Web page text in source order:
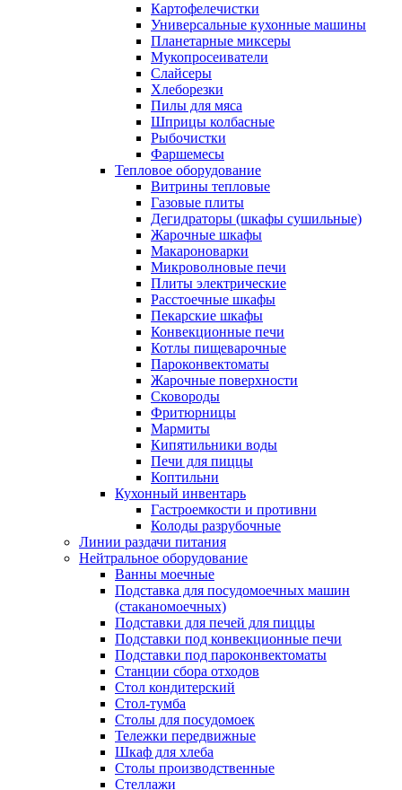
Картофелечистки
Универсальные кухонные машины
Планетарные миксеры
Мукопросеиватели
Слайсеры
Хлеборезки
Пилы для мяса
Шприцы колбасные
Рыбочистки
Фаршемесы
Тепловое оборудование
Витрины тепловые
Газовые плиты
Дегидраторы (шкафы сушильные)
Жарочные шкафы
Макароноварки
Микроволновые печи
Плиты электрические
Расстоечные шкафы
Пекарские шкафы
Конвекционные печи
Котлы пищеварочные
Пароконвектоматы
Жарочные поверхности
Сковороды
Фритюрницы
Мармиты
Кипятильники воды
Печи для пиццы
Коптильни
Кухонный инвентарь
Гастроемкости и противни
Колоды разрубочные
Линии раздачи питания
Нейтральное оборудование
Ванны моечные
Подставка для посудомоечных машин
(стаканомоечных)
Подставки для печей для пиццы
Подставки под конвекционные печи
Подставки под пароконвектоматы
Станции сбора отходов
Стол кондитерский
Стол-тумба
Столы для посудомоек
Тележки передвижные
Шкаф для хлеба
Столы производственные
Стеллажи